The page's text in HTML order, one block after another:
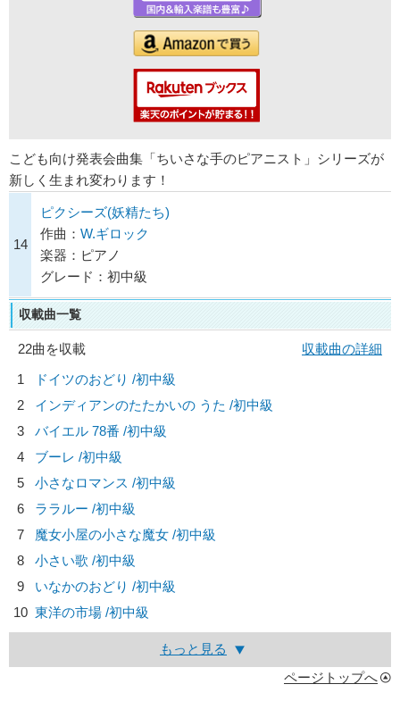
こども向け発表会曲集「ちいさな手のピアニスト」シリーズが
新しく生まれ変わります！
14
ピクシーズ(妖精たち)
作曲： W.ギロック
楽器：ピアノ
グレード：初中級
収載曲一覧
22曲を収載
収載曲の詳細
1
ドイツのおどり /初中級
2
インディアンのたたかいの うた /初中級
3
バイエル 78番 /初中級
4
ブーレ /初中級
5
小さなロマンス /初中級
6
ララルー /初中級
7
魔女小屋の小さな魔女 /初中級
8
小さい歌 /初中級
9
いなかのおどり /初中級
10 東洋の市場 /初中級
もっと見る
ページトップへ